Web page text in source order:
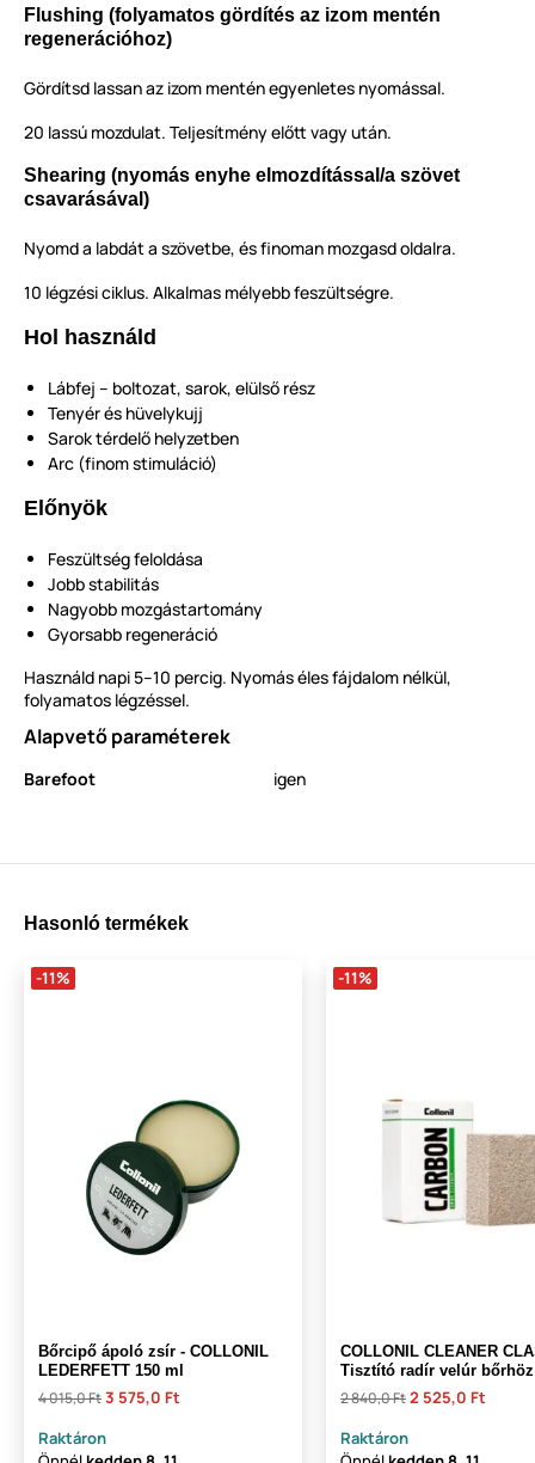
Flushing (folyamatos gördítés az izom mentén
regenerációhoz)
Gördítsd lassan az izom mentén egyenletes nyomással.
20 lassú mozdulat. Teljesítmény előtt vagy után.
Shearing (nyomás enyhe elmozdítással/a szövet
csavarásával)
Nyomd a labdát a szövetbe, és finoman mozgasd oldalra.
10 légzési ciklus. Alkalmas mélyebb feszültségre.
Hol használd
Lábfej – boltozat, sarok, elülső rész
Tenyér és hüvelykujj
Sarok térdelő helyzetben
Arc (finom stimuláció)
Előnyök
Feszültség feloldása
Jobb stabilitás
Nagyobb mozgástartomány
Gyorsabb regeneráció
Használd napi 5–10 percig. Nyomás éles fájdalom nélkül,
folyamatos légzéssel.
Alapvető paraméterek
Barefoot igen
Hasonló termékek
-11%
Bőrcipő ápoló zsír - COLLONIL
LEDERFETT 150 ml
4 015,0 Ft3 575,0 Ft
Raktáron
-11%
COLLONIL CLEANER
Tisztító radír velúr bőrhöz
2 840,0 Ft2 525,0 Ft
Raktáron